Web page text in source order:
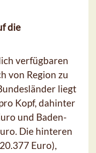
die
verfügbaren
von Region zu
liegt
Kopf, dahinter
und Baden-
Die hinteren
Euro),